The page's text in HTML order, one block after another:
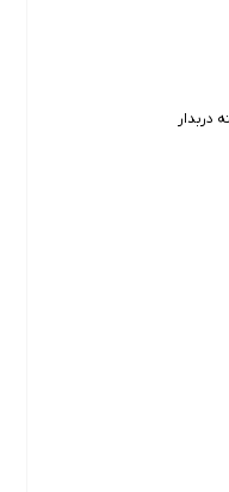
دربدار